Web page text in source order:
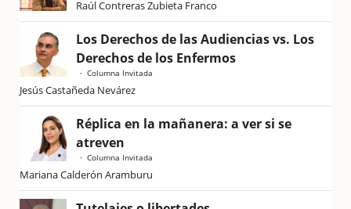
Raúl Contreras Zubieta Franco
Los Derechos de las Audiencias vs. Los
Derechos de los Enfermos
Columna Invitada
Jesús Castañeda Nevárez
Réplica en la mañanera: a ver si se
atreven
Columna Invitada
Mariana Calderón Aramburu